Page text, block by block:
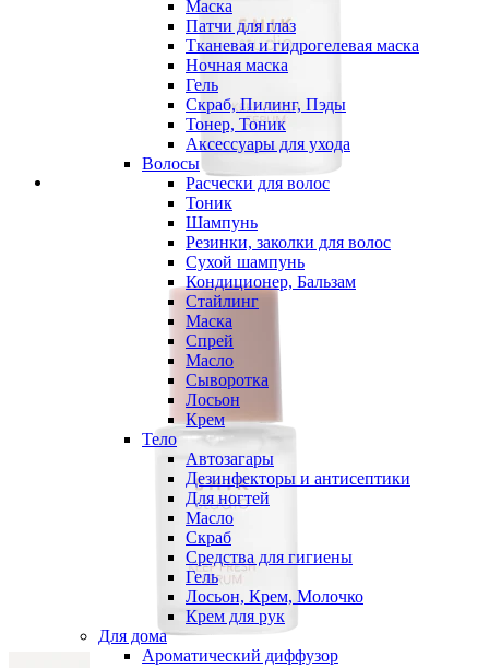
Маска
Патчи для глаз
Тканевая и гидрогелевая маска
Ночная маска
Гель
Скраб, Пилинг, Пэды
Тонер, Тоник
Аксессуары для ухода
Волосы
Расчески для волос
Тоник
Шампунь
Резинки, заколки для волос
Сухой шампунь
Кондиционер, Бальзам
Стайлинг
Маска
Спрей
Масло
Сыворотка
Лосьон
Крем
Тело
Автозагары
Дезинфекторы и антисептики
Для ногтей
Масло
Скраб
Средства для гигиены
Гель
Лосьон, Крем, Молочко
Крем для рук
Для дома
Ароматический диффузор